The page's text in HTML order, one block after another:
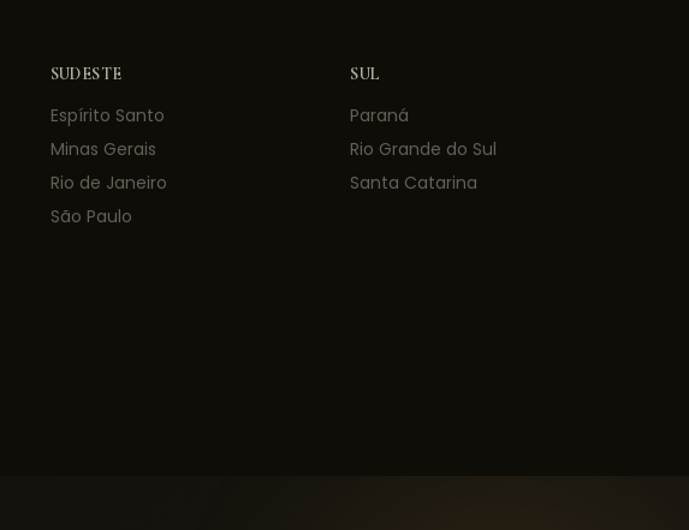
SUDESTE
Espírito Santo
Minas Gerais
Rio de Janeiro
São Paulo
SUL
Paraná
Rio Grande do Sul
Santa Catarina